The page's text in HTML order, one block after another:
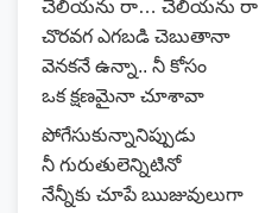
చెలియను రా… చెలియను రా
చొరవగ ఎగబడి చెబుతానా
వెనకనే ఉన్నా.. నీ కోసం
ఒక క్షణమైనా చూశావా
పోగేసుకున్నానిప్పుడు
నీ గురుతులెన్నిటినో
నేన్నీకు చూపే ఋజువులుగా